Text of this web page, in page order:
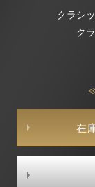
クラシ
ク
在